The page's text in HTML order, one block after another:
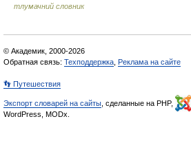
тлумачний словник
© Академик, 2000-2026
Обратная связь: Техподдержка Реклама на сайте
👣 Путешествия
Экспорт словарей на сайты , сделанные на PHP,
WordPress, MODx.